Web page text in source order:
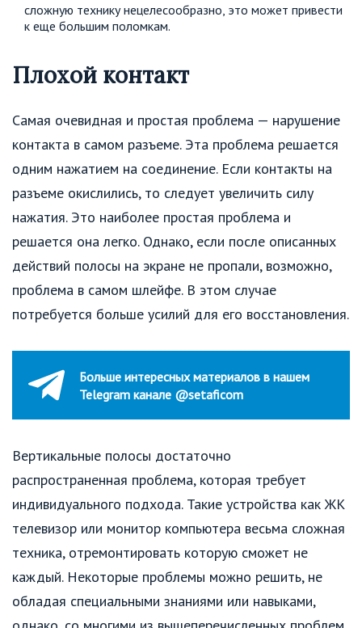
сложную технику нецелесообразно, это может привести
к еще большим поломкам.
Плохой контакт
Самая очевидная и простая проблема — нарушение
контакта в самом разъеме. Эта проблема решается
одним нажатием на соединение. Если контакты на
разъеме окислились, то следует увеличить силу
нажатия. Это наиболее простая проблема и
решается она легко. Однако, если после описанных
действий полосы на экране не пропали, возможно,
проблема в самом шлейфе. В этом случае
потребуется больше усилий для его восстановления.
Больше интересных материалов в нашем
Telegram канале @setaficom
Вертикальные полосы достаточно
распространенная проблема, которая требует
индивидуального подхода. Такие устройства как ЖК
телевизор или монитор компьютера весьма сложная
техника, отремонтировать которую сможет не
каждый. Некоторые проблемы можно решить, не
обладая специальными знаниями или навыками,